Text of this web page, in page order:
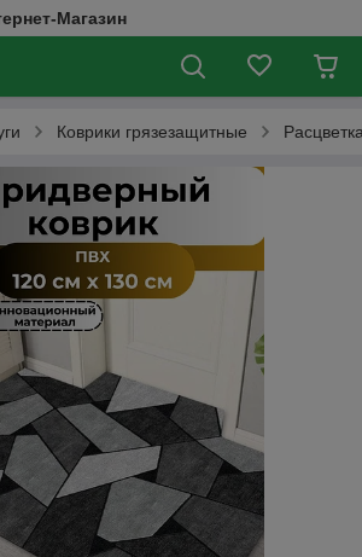
Магазин
Коврики грязезащитные